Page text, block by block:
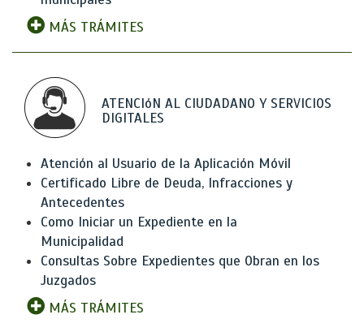
MÁS TRÁMITES
ATENCIóN AL CIUDADANO Y SERVICIOS
DIGITALES
Atención al Usuario de la Aplicación Móvil
Certificado Libre de Deuda, Infracciones y
Antecedentes
Como Iniciar un Expediente en la
Municipalidad
Consultas Sobre Expedientes que Obran en los
Juzgados
MÁS TRÁMITES